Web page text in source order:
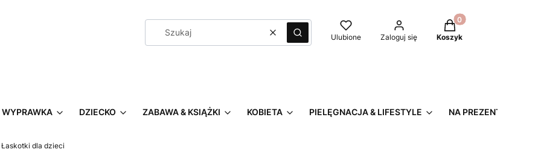
WyczyśćSzukaj Ulubione Zaloguj się
Produkty w koszyku:
Koszyk
WYPRAWKA DZIECKO ZABAWA & KSIĄŻKI KOBIETA PIELĘGNACJA & LIFESTYLE NA PREZENT
dla dzieci